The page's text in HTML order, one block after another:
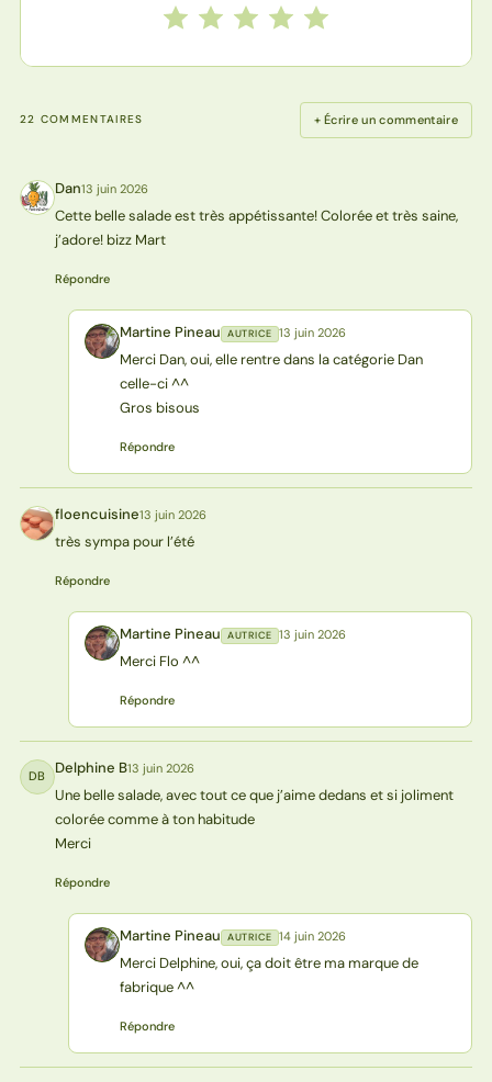
Notez cette recette de 1 à 5 étoiles
5 étoiles
4 étoiles
3 étoiles
2 étoiles
1 étoile
22 COMMENTAIRES + Écrire un commentaire
D Dan13 juin 2026
Cette belle salade est très appétissante! Colorée et très saine,
j’adore! bizz Mart
Répondre
MP Martine Pineau AUTRICE 13 juin 2026
Merci Dan, oui, elle rentre dans la catégorie Dan
celle-ci ^^
Gros bisous
Répondre
F floencuisine13 juin 2026
très sympa pour l’été
Répondre
MP Martine Pineau AUTRICE 13 juin 2026
Merci Flo ^^
Répondre
DB Delphine B13 juin 2026
Une belle salade, avec tout ce que j’aime dedans et si joliment
colorée comme à ton habitude
Merci
Répondre
MP Martine Pineau AUTRICE 14 juin 2026
Merci Delphine, oui, ça doit être ma marque de
fabrique ^^
Répondre